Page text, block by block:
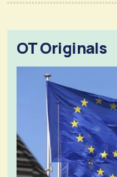
OT Originals